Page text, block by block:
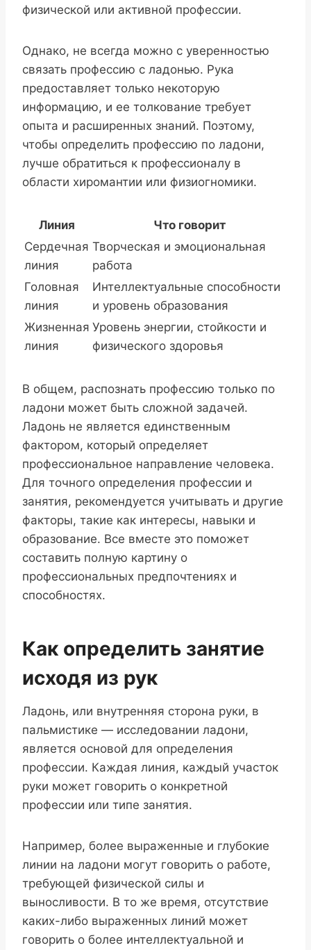
физической или активной профессии.
Однако, не всегда можно с уверенностью
связать профессию с ладонью. Рука
предоставляет только некоторую
информацию, и ее толкование требует
опыта и расширенных знаний. Поэтому,
чтобы определить профессию по ладони,
лучше обратиться к профессионалу в
области хиромантии или физиогномики.
Линия
Что говорит
Сердечная
линия
Творческая и эмоциональная
работа
Головная
линия
Интеллектуальные способности
и уровень образования
Жизненная
линия
Уровень энергии, стойкости и
физического здоровья
В общем, распознать профессию только по
ладони может быть сложной задачей.
Ладонь не является единственным
фактором, который определяет
профессиональное направление человека.
Для точного определения профессии и
занятия, рекомендуется учитывать и другие
факторы, такие как интересы, навыки и
образование. Все вместе это поможет
составить полную картину о
профессиональных предпочтениях и
способностях.
Как определить занятие
исходя из рук
Ладонь, или внутренняя сторона руки, в
пальмистике — исследовании ладони,
является основой для определения
профессии. Каждая линия, каждый участок
руки может говорить о конкретной
профессии или типе занятия.
Например, более выраженные и глубокие
линии на ладони могут говорить о работе,
требующей физической силы и
выносливости. В то же время, отсутствие
каких-либо выраженных линий может
говорить о более интеллектуальной и